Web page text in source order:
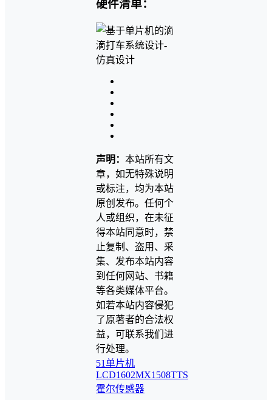
硬件清单：
声明： 本站所有文
章，如无特殊说明
或标注，均为本站
原创发布。任何个
人或组织，在未征
得本站同意时，禁
止复制、盗用、采
集、发布本站内容
到任何网站、书籍
等各类媒体平台。
如若本站内容侵犯
了原著者的合法权
益，可联系我们进
行处理。
51单片机
LCD1602MX1508TTS
霍尔传感器